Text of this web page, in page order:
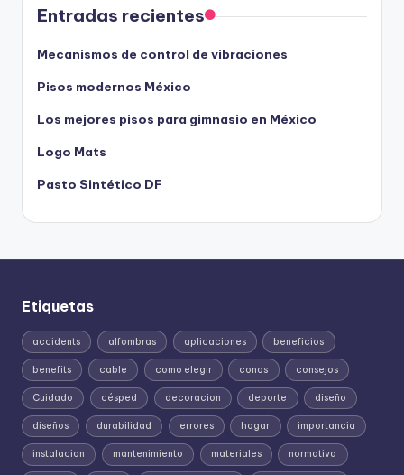
Entradas recientes
Mecanismos de control de vibraciones
Pisos modernos México
Los mejores pisos para gimnasio en México
Logo Mats
Pasto Sintético DF
Etiquetas
accidents alfombras aplicaciones beneficios
benefits cable como elegir conos consejos
Cuidado césped decoracion deporte diseño
diseños durabilidad errores hogar importancia
instalacion mantenimiento materiales normativa